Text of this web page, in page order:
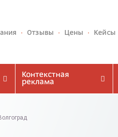
Отзывы Цены Кейсы
Контекстная
реклама